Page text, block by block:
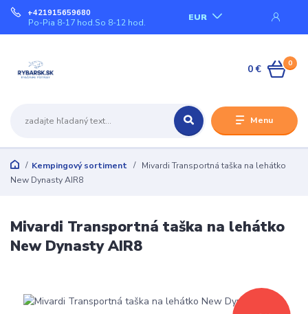
Menu
EUR
+421915659680
Po-Pia 8-17 hod.So 8-12 hod.
0
0 €
Kempingový sortiment
Mivardi Transportná taška na lehátko
New Dynasty AIR8
Mivardi Transportná taška na lehátko
New Dynasty AIR8